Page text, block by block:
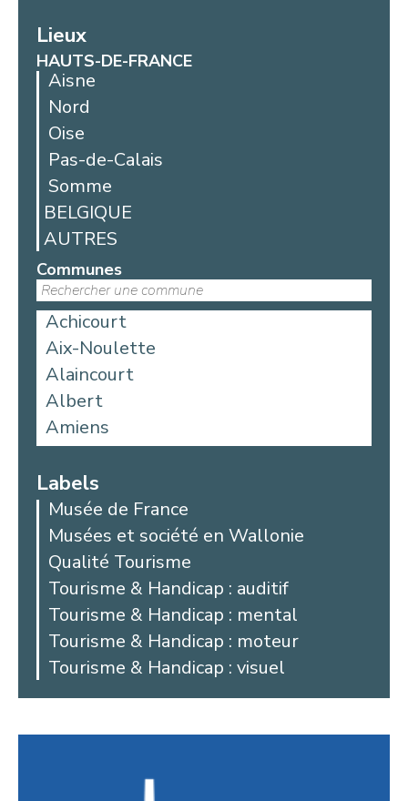
Lieux
HAUTS-DE-FRANCE
Aisne
Nord
Oise
Pas-de-Calais
Somme
BELGIQUE
AUTRES
Communes
Achicourt
Aix-Noulette
Alaincourt
Albert
Amiens
Aniche
Argoules
Arques
Arras
Auby
Avesnes-les-Aubert
Bailleul
Beaucamps-Ligny
Beaurains
Labels
Musée de France
Musées et société en Wallonie
Qualité Tourisme
Tourisme & Handicap : auditif
Tourisme & Handicap : mental
Tourisme & Handicap : moteur
Tourisme & Handicap : visuel